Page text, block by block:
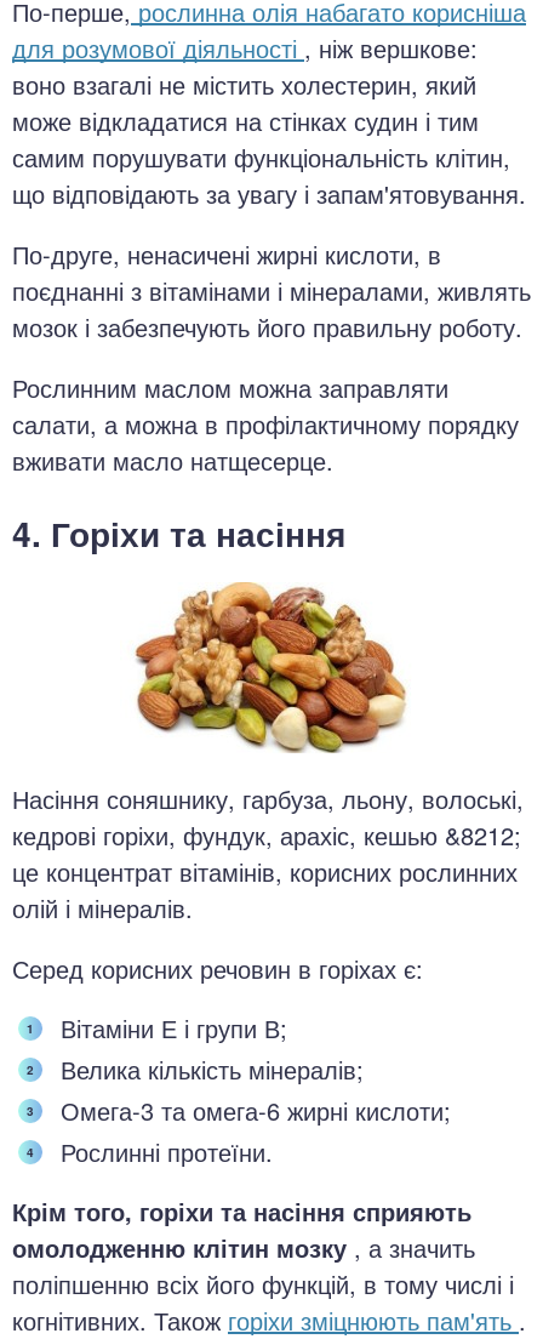
По-перше, рослинна олія набагато корисніша
для розумової діяльності , ніж вершкове:
воно взагалі не містить холестерин, який
може відкладатися на стінках судин і тим
самим порушувати функціональність клітин,
що відповідають за увагу і запам'ятовування.
По-друге, ненасичені жирні кислоти, в
поєднанні з вітамінами і мінералами, живлять
мозок і забезпечують його правильну роботу.
Рослинним маслом можна заправляти
салати, а можна в профілактичному порядку
вживати масло натщесерце.
4. Горіхи та насіння
Насіння соняшнику, гарбуза, льону, волоські,
кедрові горіхи, фундук, арахіс, кешью &8212;
це концентрат вітамінів, корисних рослинних
олій і мінералів.
Серед корисних речовин в горіхах є:
Вітаміни Е і групи В;
Велика кількість мінералів;
Омега-3 та омега-6 жирні кислоти;
Рослинні протеїни.
Крім того, горіхи та насіння сприяють
омолодженню клітин мозку , а значить
поліпшенню всіх його функцій, в тому числі і
когнітивних. Також горіхи зміцнюють пам'ять .